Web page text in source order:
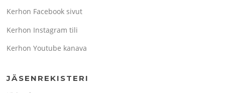
Kerhon Facebook sivut
Kerhon Instagram tili
Kerhon Youtube kanava
JÄSENREKISTERI